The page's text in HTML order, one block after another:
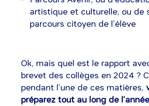
artistique et culturelle, ou de
parcours citoyen de l’élève
Ok, mais quel est le rapport
brevet des collèges en 2024 ?
pendant l’une de ces matières,
préparez tout au long de